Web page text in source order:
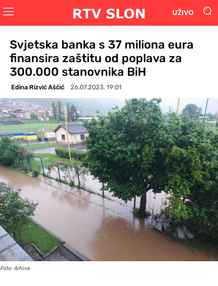
UŽIVO
Svjetska banka s 37 miliona eura
finansira zaštitu od poplava za
300.000 stanovnika BiH
Edina Rizvić Aščić 26.07.2023. 19:01
Foto: Arhiva